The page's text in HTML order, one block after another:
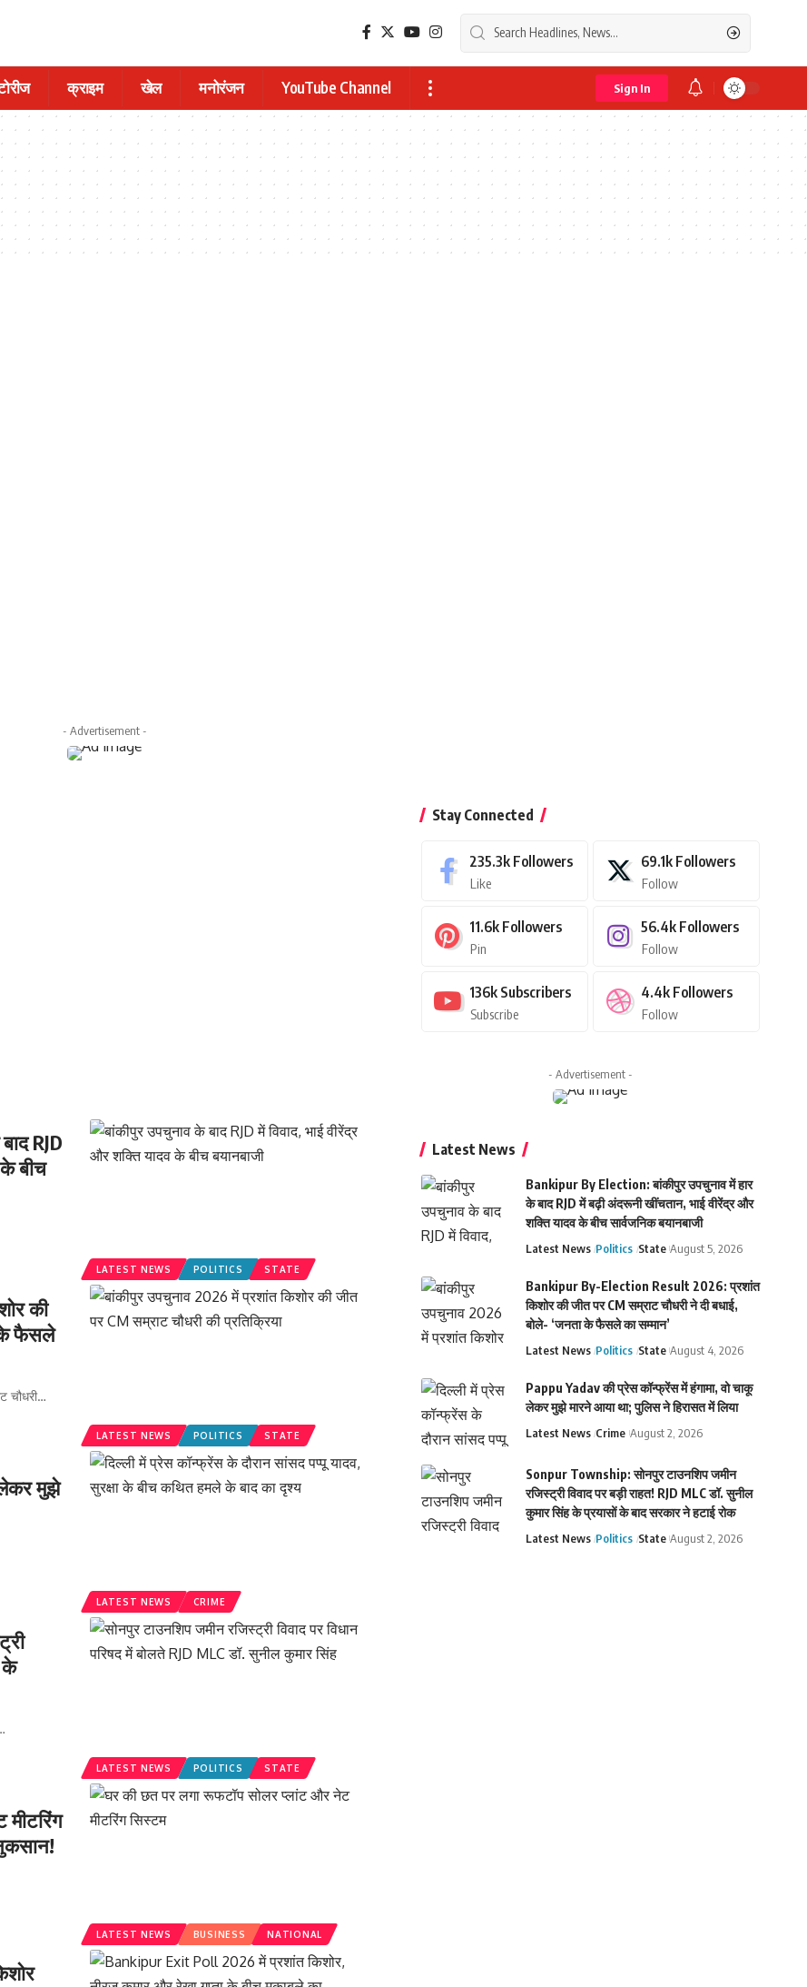
क्राइम खेल मनोरंजन YouTube Channel Sign In
- Advertisement -
LATEST NEWS POLITICS STATE
RJD
बीच
LATEST NEWS POLITICS STATE
की
के फैसले
चौधरी…
LATEST NEWS CRIME
मुझे
LATEST NEWS POLITICS STATE
के
LATEST NEWS BUSINESS NATIONAL
Stay Connected
235.3k Followers
Like
69.1k Followers
Follow
11.6k Followers
Pin
56.4k Followers
Follow
136k Subscribers
Subscribe
4.4k Followers
Follow
- Advertisement -
Latest News
Bankipur By Election: बांकीपुर उपचुनाव में हार
के बाद RJD में बढ़ी अंदरूनी खींचतान, भाई वीरेंद्र और
शक्ति यादव के बीच सार्वजनिक बयानबाजी
Latest News Politics State August 5, 2026
Bankipur By-Election Result 2026: प्रशांत
किशोर की जीत पर CM सम्राट चौधरी ने दी बधाई,
बोले- ‘जनता के फैसले का सम्मान’
Latest News Politics State August 4, 2026
Pappu Yadav की प्रेस कॉन्फ्रेंस में हंगामा, वो चाकू
लेकर मुझे मारने आया था; पुलिस ने हिरासत में लिया
Latest News Crime August 2, 2026
Sonpur Township: सोनपुर टाउनशिप जमीन
रजिस्ट्री विवाद पर बड़ी राहत! RJD MLC डॉ. सुनील
कुमार सिंह के प्रयासों के बाद सरकार ने हटाई रोक
Latest News Politics State August 2, 2026